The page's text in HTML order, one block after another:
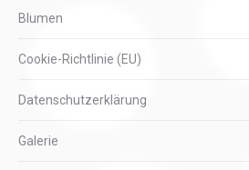
Blumen
Cookie-Richtlinie (EU)
Datenschutzerklärung
Galerie